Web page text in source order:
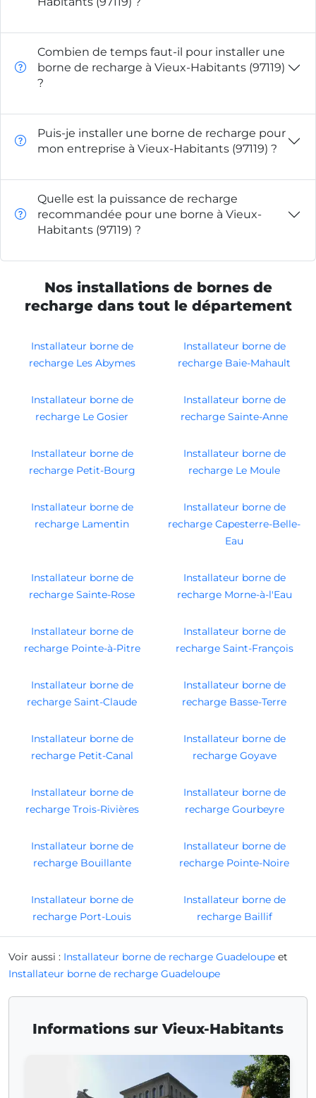
Combien de temps faut-il pour installer une
borne de recharge à Vieux-Habitants (97119)
?
Puis-je installer une borne de recharge pour
mon entreprise à Vieux-Habitants (97119) ?
Quelle est la puissance de recharge
recommandée pour une borne à Vieux-
Habitants (97119) ?
Nos installations de bornes de
recharge dans tout le département
Installateur borne de
recharge Les Abymes
Installateur borne de
recharge Baie-Mahault
Installateur borne de
recharge Le Gosier
Installateur borne de
recharge Sainte-Anne
Installateur borne de
recharge Petit-Bourg
Installateur borne de
recharge Le Moule
Installateur borne de
recharge Lamentin
Installateur borne de
recharge Capesterre-Belle-
Eau
Installateur borne de
recharge Sainte-Rose
Installateur borne de
recharge Morne-à-l'Eau
Installateur borne de
recharge Pointe-à-Pitre
Installateur borne de
recharge Saint-François
Installateur borne de
recharge Saint-Claude
Installateur borne de
recharge Basse-Terre
Installateur borne de
recharge Petit-Canal
Installateur borne de
recharge Goyave
Installateur borne de
recharge Trois-Rivières
Installateur borne de
recharge Gourbeyre
Installateur borne de
recharge Bouillante
Installateur borne de
recharge Pointe-Noire
Installateur borne de
recharge Port-Louis
Installateur borne de
recharge Baillif
Voir aussi : Installateur borne de recharge Guadeloupe et
Installateur borne de recharge Guadeloupe
Informations sur Vieux-Habitants